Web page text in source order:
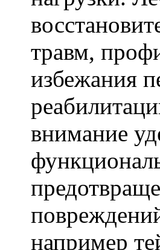
травм,
избежания
внимание
например